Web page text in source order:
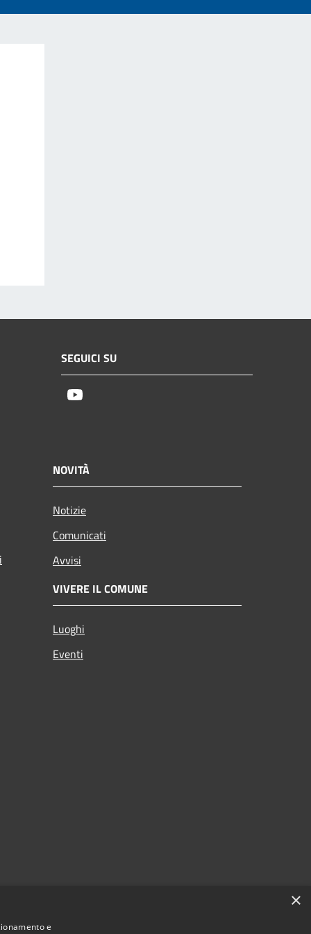
SEGUICI SU
NOVITÀ
Notizie
Comunicati
Avvisi
VIVERE IL COMUNE
Luoghi
Eventi
×
e